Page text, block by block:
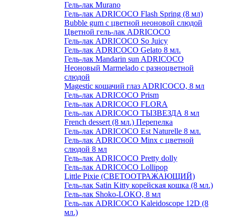
Гель-лак Murano
Гель-лак ADRICOCO Flash Spring (8 мл)
Bubble gum с цветной неоновой слюдой
Цветной гель-лак ADRICOCO
Гель-лак ADRICOCO So Juicy
Гель-лак ADRICOCO Gelato 8 мл.
Гель-лак Mandarin sun ADRICOCO
Неоновый Marmelado с разноцветной
слюдой
Magestic кошачий глаз ADRICOCO, 8 мл
Гель-лак ADRICOCO Prism
Гель-лак ADRICOCO FLORA
Гель-лак ADRICOCO ТЫЗВЕЗДА 8 мл
French dessert (8 мл.) Перепелка
Гель-лак ADRICOCO Est Naturelle 8 мл.
Гель-лак ADRICOCO Minx с цветной
слюдой 8 мл
Гель-лак ADRICOCO Pretty dolly
Гель-лак ADRICOCO Lollipop
Little Pixie (СВЕТООТРАЖАЮЩИЙ)
Гель-лак Satin Kitty корейская кошка (8 мл.)
Гель-лак Shoko-LOKO, 8 мл
Гель-лак ADRICOCO Kaleidoscope 12D (8
мл.)